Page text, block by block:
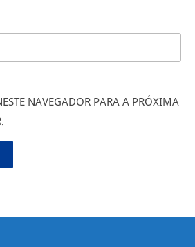
NAVEGADOR PARA A PRÓXIMA